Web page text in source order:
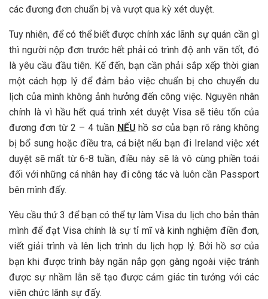
các đương đơn chuẩn bị và vượt qua kỳ xét duyệt.
Tuy nhiên, để có thể biết được chính xác lãnh sự quán cần gì
thì người nộp đơn trước hết phải có trình độ anh văn tốt, đó
là yêu cầu đầu tiên. Kế đến, bạn cần phải sắp xếp thời gian
một cách hợp lý để đảm bảo việc chuẩn bị cho chuyển du
lịch của mình không ảnh hưởng đến công việc. Nguyên nhân
chính là vì hầu hết quá trình xét duyệt Visa sẽ tiêu tốn của
đương đơn từ 2 – 4 tuần NẾU hồ sơ của bạn rõ ràng không
bị bổ sung hoặc điều tra, cá biệt nếu bạn đi Ireland việc xét
duyệt sẽ mất từ 6-8 tuần, điều này sẽ là vô cùng phiền toái
đối với những cá nhân hay đi công tác và luôn cần Passport
bên mình đấy.
Yêu cầu thứ 3 để bạn có thể tự làm Visa du lịch cho bản thân
mình để đạt Visa chính là sự tỉ mĩ và kinh nghiệm điền đơn,
viết giải trình và lên lịch trình du lịch hợp lý. Bởi hồ sơ của
bạn khi được trình bày ngăn nắp gọn gàng ngoài việc tránh
được sự nhầm lẫn sẽ tạo được cảm giác tin tưởng với các
viên chức lãnh sự đấy.